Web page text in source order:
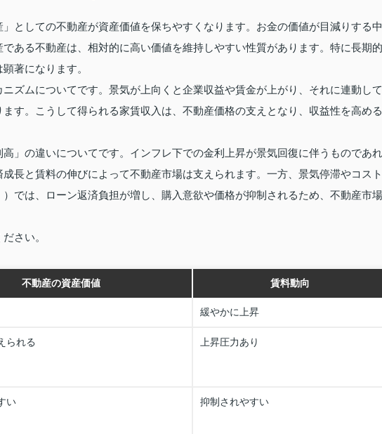
としての不動産が資産価値を保ちやすくなります。お金の価値が目減りする中
ある不動産は、相対的に高い価値を維持しやすい性質があります。特に長期的
著になります。
ズムについてです。景気が上向くと企業収益や賃金が上がり、それに連動して
す。こうして得られる家賃収入は、不動産価格の支えとなり、収益性を高める
」の違いについてです。インフレ下での金利上昇が景気回復に伴うものであれ
長と賃料の伸びによって不動産市場は支えられます。一方、景気停滞やコスト
では、ローン返済負担が増し、購入意欲や価格が抑制されるため、不動産市場
さい。
不動産の資産価値 賃料動向
緩やかに上昇
られる 上昇圧力あり
い 抑制されやすい